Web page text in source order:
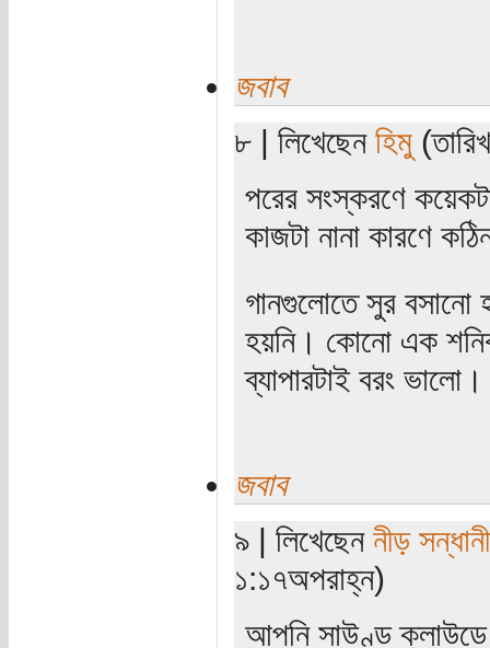
জবাব
৮ | লিখেছেন হিমু
পরের সংস্করণে
কাজটা নানা কারণে
গানগুলোতে সুর বসানো
হয়নি। কোনো এক
ব্যাপারটাই বরং ভালো।
জবাব
৯ | লিখেছেন নীড় সন্ধানী
১:১৭অপরাহ্ন)
আপনি সাউণ্ড ক্লাউডে